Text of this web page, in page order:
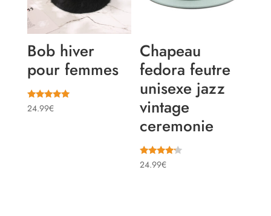
Bob hiver
pour femmes
Note
5.00
24.99€
Chapeau
fedora feutre
unisexe jazz
vintage
ceremonie
Note
4.00
24.99€